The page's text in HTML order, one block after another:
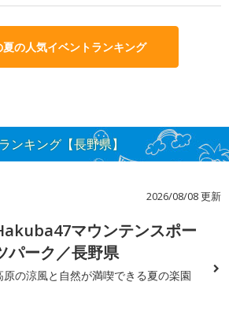
の人気イベントランキング
ンキング【長野県】
2026/08/08 更新
マウンテンスポー
パーク／長野県
原の涼風と自然が満喫できる夏の楽園